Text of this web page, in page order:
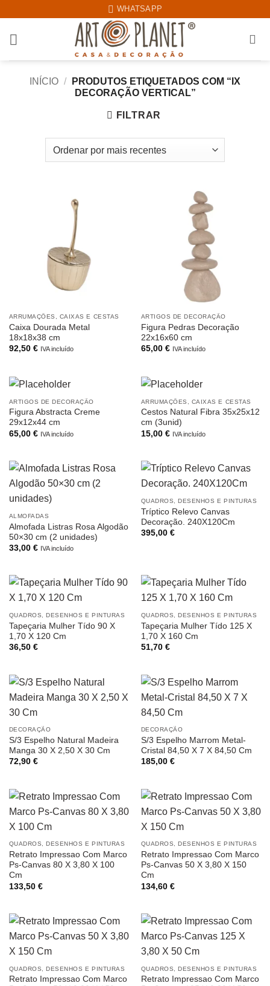
content
WHATSAPP
INÍCIO /
PRODUTOS ETIQUETADOS COM “IX
DECORAÇÃO VERTICAL”
FILTRAR
ARRUMAÇÕES, CAIXAS E CESTAS
Caixa Dourada Metal
18x18x38 cm
92,50 € IVA incluído
ARTIGOS DE DECORAÇÃO
Figura Pedras Decoração
22x16x60 cm
65,00 € IVA incluído
ARTIGOS DE DECORAÇÃO
Figura Abstracta Creme
29x12x44 cm
65,00 € IVA incluído
ARRUMAÇÕES, CAIXAS E CESTAS
Cestos Natural Fibra 35x25x12
cm (3unid)
15,00 € IVA incluído
ALMOFADAS
Almofada Listras Rosa Algodão
50×30 cm (2 unidades)
33,00 € IVA incluído
QUADROS, DESENHOS E PINTURAS
Tríptico Relevo Canvas
Decoração. 240X120Cm
395,00 €
QUADROS, DESENHOS E PINTURAS
Tapeçaria Mulher Tído 90 X
1,70 X 120 Cm
36,50 €
QUADROS, DESENHOS E PINTURAS
Tapeçaria Mulher Tído 125 X
1,70 X 160 Cm
51,70 €
DECORAÇÃO
S/3 Espelho Natural Madeira
Manga 30 X 2,50 X 30 Cm
72,90 €
DECORAÇÃO
S/3 Espelho Marrom Metal-
Cristal 84,50 X 7 X 84,50 Cm
185,00 €
QUADROS, DESENHOS E PINTURAS
Retrato Impressao Com Marco
Ps-Canvas 80 X 3,80 X 100
Cm
133,50 €
QUADROS, DESENHOS E PINTURAS
Retrato Impressao Com Marco
Ps-Canvas 50 X 3,80 X 150
Cm
134,60 €
QUADROS, DESENHOS E PINTURAS
Retrato Impressao Com Marco
QUADROS, DESENHOS E PINTURAS
Retrato Impressao Com Marco